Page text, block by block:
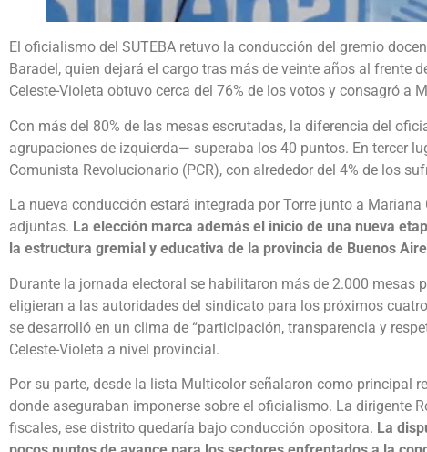
El oficialismo del SUTEBA retuvo la conducción del gremio
Baradel, quien dejará el cargo tras más de veinte años al frente
Celeste-Violeta obtuvo cerca del 76% de los votos y consagró a
Con más del 80% de las mesas escrutadas, la diferencia del
agrupaciones de izquierda— superaba los 40 puntos. En tercer
Comunista Revolucionario (PCR), con alrededor del 4% de los
La nueva conducción estará integrada por Torre junto a
adjuntas. La elección marca además el inicio de una nueva
la estructura gremial y educativa de la provincia de Buenos
Durante la jornada electoral se habilitaron más de 2.000 mesas
eligieran a las autoridades del sindicato para los próximos
se desarrolló en un clima de “participación, transparencia y
Celeste-Violeta a nivel provincial.
Por su parte, desde la lista Multicolor señalaron como principal
donde aseguraban imponerse sobre el oficialismo. La dirigente
fiscales, ese distrito quedaría bajo conducción opositora. La